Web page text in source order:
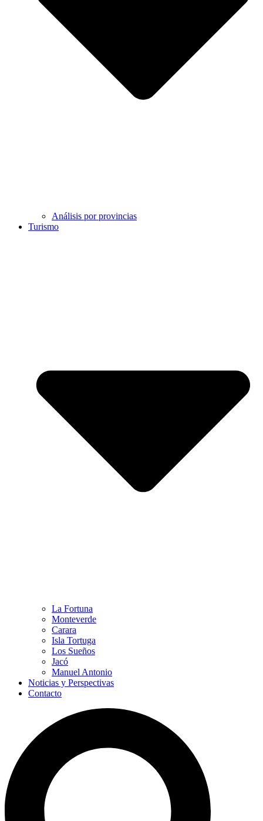
Análisis por provincias
Turismo
La Fortuna
Monteverde
Carara
Isla Tortuga
Los Sueños
Jacó
Manuel Antonio
Noticias y Perspectivas
Contacto